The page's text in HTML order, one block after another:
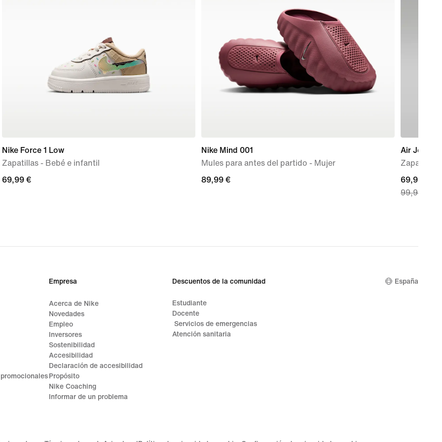
Nike Force 1 Low
Zapatillas - Bebé e infantil
69,99 €
69,99 €
Nike Mind 001
Mules para antes del partido - Mujer
89,99 €
89,99 €
Air Jordan
Zapatillas
current
price
99,99 €
69,99 €
99,99 €
Empresa
Acerca de Nike
Novedades
Empleo
Inversores
Sostenibilidad
Accesibilidad
Declaración de accesibilidad
Propósito
Nike Coaching
Informar de un problema
Descuentos de la comunidad
Estudiante
Docente
Servicios de emergencias
Atención sanitaria
España